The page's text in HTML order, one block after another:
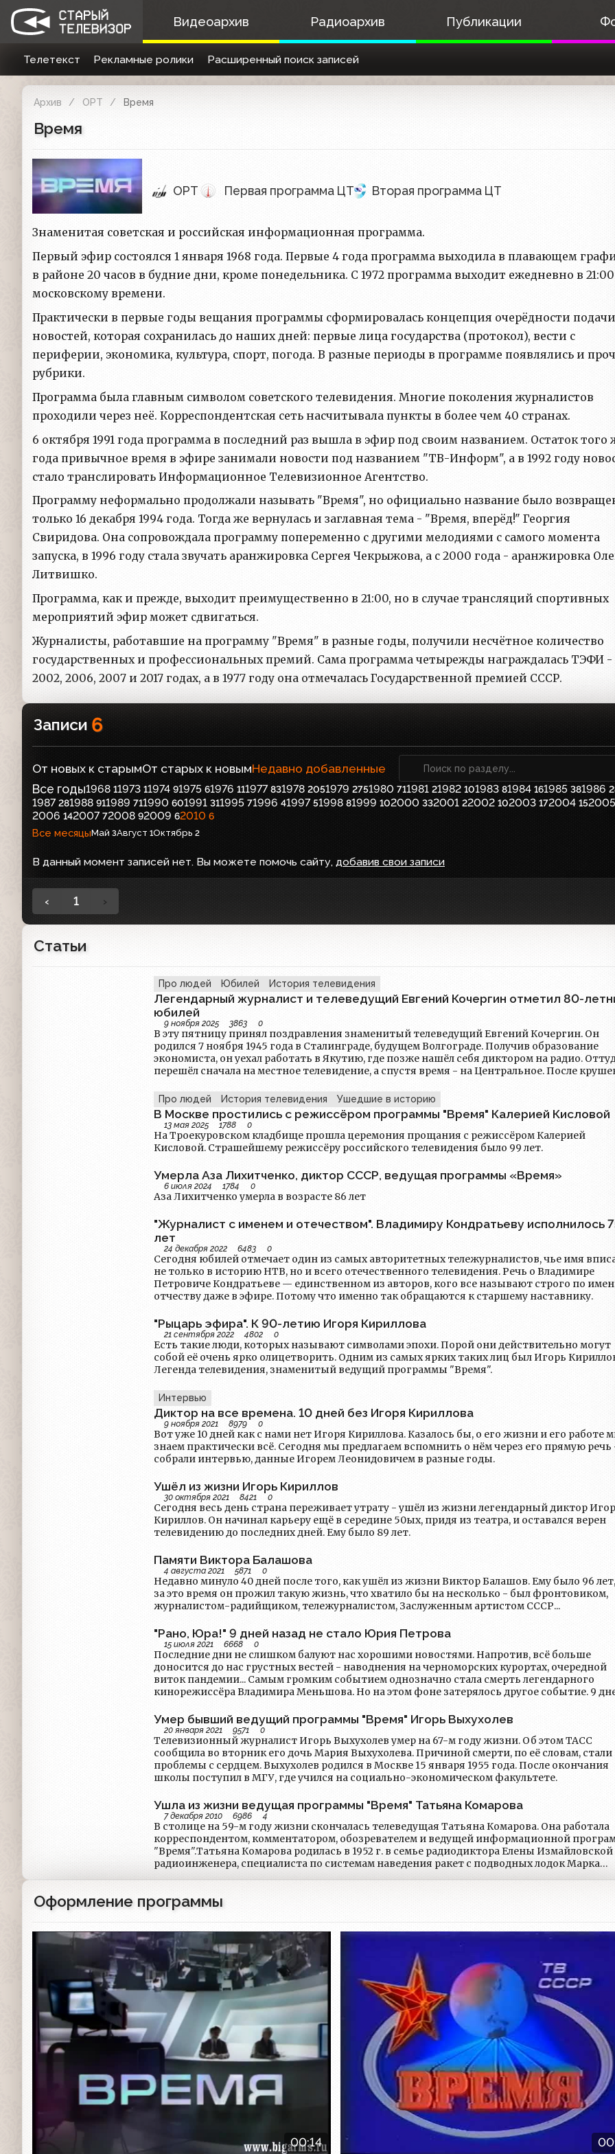
Видеоархив Радиоархив Публикации
Телетекст Рекламные ролики Расширенный поиск записей
Архив ОРТ Время
Время
ОРТ Первая программа ЦТ Вторая программа ЦТ
Знаменитая советская и российская информационная программа.
Первый эфир состоялся 1 января 1968 года. Первые 4 года программа выходила в плавающем
в районе 20 часов в будние дни, кроме понедельника. С 1972 программа выходит ежедневно в
московскому времени.
Практически в первые годы вещания программы сформировалась концепция очерёдности подачи
новостей, которая сохранилась до наших дней: первые лица государства (протокол), вести с
периферии, экономика, культура, спорт, погода. В разные периоды в программе появлялись и
рубрики.
Программа была главным символом советского телевидения. Многие поколения журналистов
проходили через неё. Корреспондентская сеть насчитывала пункты в более чем 40 странах.
6 октября 1991 года программа в последний раз вышла в эфир под своим названием. Остаток того
года привычное время в эфире занимали новости под названием "ТВ-Информ", а в 1992 году
стало транслировать Информационное Телевизионное Агентство.
Программу неформально продолжали называть "Время", но официально название было
только 16 декабря 1994 года. Тогда же вернулась и заглавная тема - "Время, вперёд!" Георгия
Свиридова. Она сопровождала программу попеременно с другими мелодиями с самого момента
запуска, в 1996 году стала звучать аранжировка Сергея Чекрыжова, а с 2000 года - аранжировка
Литвишко.
Программа, как и прежде, выходит преимущественно в 21:00, но в случае трансляций спортивных
мероприятий эфир может сдвигаться.
Журналисты, работавшие на программу "Время" в разные годы, получили несчётное количество
государственных и профессиональных премий. Сама программа четырежды награждалась ТЭФИ -
2002, 2006, 2007 и 2017 годах, а в 1977 году она отмечалась Государственной премией СССР.
Записи 6
От новых к старымОт старых к новымНедавно добавленные
Все годы1968 11973 11974 91975 61976 111977 831978 2051979 2751980 711981 21982 101983 81984 161985 381986
1987 281988 911989 711990 601991 311995 71996 41997 51998 81999 102000 332001 22002 102003 172004 152005
2006 142007 72008 92009 62010 6
Все месяцыМай 3Август 1Октябрь 2
В данный момент записей нет. Вы можете помочь сайту, добавив свои записи
‹ 1 ›
Статьи
Про людей Юбилей История телевидения
Легендарный журналист и телеведущий Евгений Кочергин отметил 80-
юбилей
9 ноября 2025 3863 0
В эту пятницу принял поздравления знаменитый телеведущий Евгений Кочергин. Он
родился 7 ноября 1945 года в Сталинграде, будущем Волгограде. Получив образование
экономиста, он уехал работать в Якутию, где позже нашёл себя диктором на радио.
перешёл сначала на местное телевидение, а спустя время - на Центральное. После крушения
России" канала РТР, других программах, сотрудничал с каналами "Ностальгия" и
моя". Остаётся он востребован и сегодня - нередко Кочергин становится ведущим
мероприятий.
Про людей История телевидения Ушедшие в историю
В Москве простились с режиссёром программы "Время" Калерией Кисловой
13 мая 2025 1788 0
На Троекуровском кладбище прошла церемония прощания с режиссёром Калерией
Кисловой. Страшейшему режиссёру российского телевидения было 99 лет.
Умерла Аза Лихитченко, диктор СССР, ведущая программы «Время»
6 июля 2024 1784 0
Аза Лихитченко умерла в возрасте 86 лет
"Журналист с именем и отечеством". Владимиру Кондратьеву исполнилось
лет
24 декабря 2022 6483 0
Сегодня юбилей отмечает один из самых авторитетных тележурналистов, чье имя
не только в историю НТВ, но и всего отечественного телевидения. Речь о Владимире
Петровиче Кондратьеве — единственном из авторов, кого все называют строго по
отчеству даже в эфире. Потому что именно так обращаются к старшему наставнику.
"Рыцарь эфира". К 90-летию Игоря Кириллова
21 сентября 2022 4802 0
Есть такие люди, которых называют символами эпохи. Порой они действительно могут
собой её очень ярко олицетворить. Одним из самых ярких таких лиц был Игорь
Легенда телевидения, знаменитый ведущий программы "Время".
Интервью
Диктор на все времена. 10 дней без Игоря Кириллова
9 ноября 2021 8979 0
Вот уже 10 дней как с нами нет Игоря Кириллова. Казалось бы, о его жизни и его работе мы
знаем практически всё. Сегодня мы предлагаем вспомнить о нём через его прямую речь - мы
собрали интервью, данные Игорем Леонидовичем в разные годы.
Ушёл из жизни Игорь Кириллов
30 октября 2021 8421 0
Сегодня весь день страна переживает утрату - ушёл из жизни легендарный диктор
Кириллов. Он начинал карьеру ещё в середине 50ых, придя из театра, и оставался верен
телевидению до последних дней. Ему было 89 лет.
Памяти Виктора Балашова
4 августа 2021 5871 0
Недавно минуло 40 дней после того, как ушёл из жизни Виктор Балашов. Ему было 96
за это время он прожил такую жизнь, что хватило бы на несколько - был фронтовиком,
журналистом-радийщиком, тележурналистом, Заслуженным артистом СССР...
"Рано, Юра!" 9 дней назад не стало Юрия Петрова
15 июля 2021 6668 0
Последние дни не слишком балуют нас хорошими новостями. Напротив, всё больше
доносится до нас грустных вестей - наводнения на черноморских курортах, очередной
виток пандемии... Самым громким событием однозначно стала смерть легендарного
кинорежиссёра Владимира Меньшова. Но на этом фоне затерялось другое событие. 9
новости. Это был Юрий Петров.
Умер бывший ведущий программы "Время" Игорь Выхухолев
20 января 2021 9571 0
Телевизионный журналист Игорь Выхухолев умер на 67-м году жизни. Об этом ТАСС
сообщила во вторник его дочь Мария Выхухолева. Причиной смерти, по её словам, стали
проблемы с сердцем. Выхухолев родился в Москве 15 января 1955 года. После окончания
школы поступил в МГУ, где учился на социально-экономическом факультете.
Ушла из жизни ведущая программы "Время" Татьяна Комарова
7 декабря 2010 6986 4
В столице на 59-м году жизни скончалась телеведущая Татьяна Комарова. Она работала
корреспондентом, комментатором, обозревателем и ведущей информационной
"Время".Татьяна Комарова родилась в 1952 г. в семье радиодиктора Елены Измайловской
радиоинженера, специалиста по системам наведения ракет с подводных лодок Марка
Оформление программы
00:14
Заставка программы